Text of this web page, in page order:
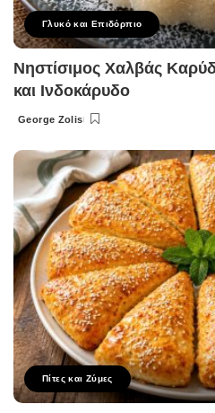
Γλυκό και Επιδόρπιο
Νηστίσιμος Χαλβάς
και Ινδοκάρυδο
Posted
George Zolis
Πίτες και Ζύμες